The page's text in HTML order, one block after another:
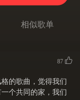
失落
去的地方
的歌谣
的疑问
相似歌单
87
的歌曲，觉得我们
个共同的家，我们